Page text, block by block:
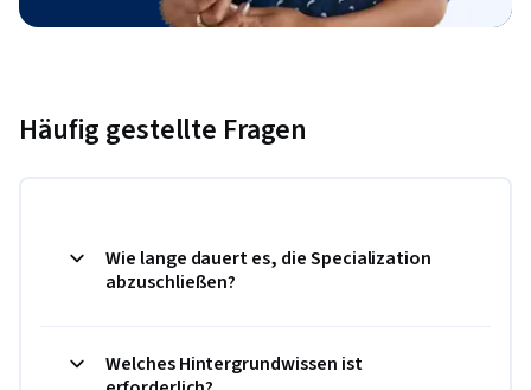
Häufig gestellte Fragen
Wie lange dauert es, die Specialization
abzuschließen?
Welches Hintergrundwissen ist